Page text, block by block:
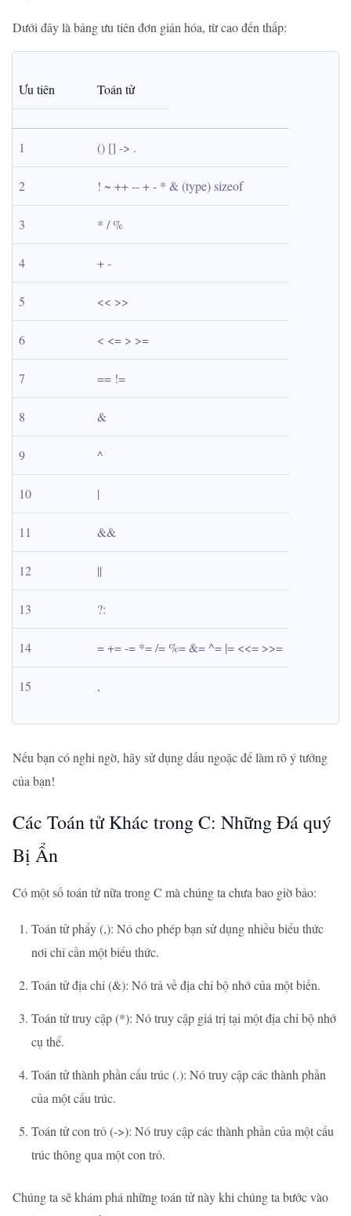
Dưới đây là bảng ưu tiên đơn giản hóa, từ cao đến thấp:
Ưu tiên Toán tử
1 () [] -> .
2 ! ~ ++ -- + - * & (type) sizeof
3 * / %
4 + -
5 << >>
6 < <= > >=
7 == !=
8 &
9 ^
10 |
11 &&
12 ||
13 ?:
14 = += -= *= /= %= &= ^= |= <<= >>=
15 ,
Nếu bạn có nghi ngờ, hãy sử dụng dấu ngoặc để làm rõ ý tưởng
của bạn!
Các Toán tử Khác trong C: Những Đá quý
Bị Ẩn
Có một số toán tử nữa trong C mà chúng ta chưa bao giờ bảo:
Toán tử phẩy (,): Nó cho phép bạn sử dụng nhiều biểu thức
nơi chỉ cần một biểu thức.
Toán tử địa chỉ (&): Nó trả về địa chỉ bộ nhớ của một biến.
Toán tử truy cập (*): Nó truy cập giá trị tại một địa chỉ bộ nhớ
cụ thể.
Toán tử thành phần cấu trúc (.): Nó truy cập các thành phần
của một cấu trúc.
Toán tử con trỏ (->): Nó truy cập các thành phần của một cấu
trúc thông qua một con trỏ.
Chúng ta sẽ khám phá những toán tử này khi chúng ta bước vào